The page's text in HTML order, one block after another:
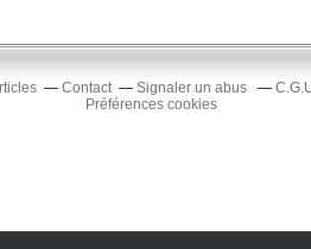
Contact Signaler un abus
Préférences cookies